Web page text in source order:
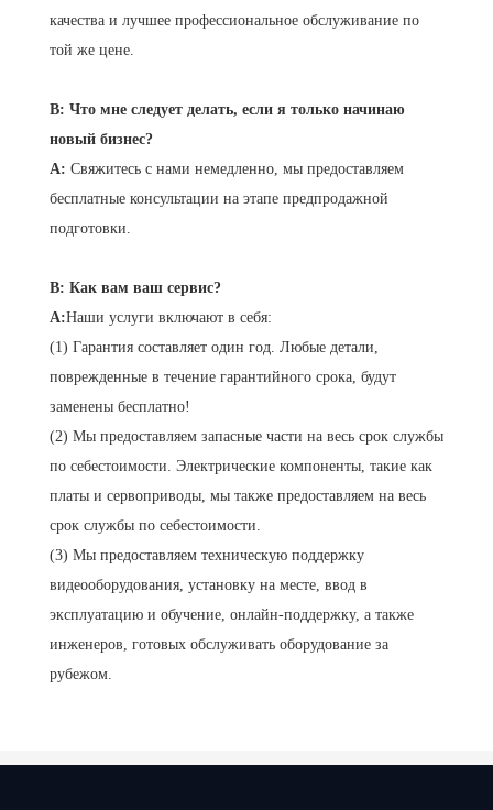
качества и лучшее профессиональное обслуживание по
той же цене.
В: Что мне следует делать, если я только начинаю
новый бизнес?
A: Свяжитесь с нами немедленно, мы предоставляем
бесплатные консультации на этапе предпродажной
подготовки.
В: Как вам ваш сервис?
A:Наши услуги включают в себя:
(1) Гарантия составляет один год. Любые детали,
поврежденные в течение гарантийного срока, будут
заменены бесплатно!
(2) Мы предоставляем запасные части на весь срок службы
по себестоимости. Электрические компоненты, такие как
платы и сервоприводы, мы также предоставляем на весь
срок службы по себестоимости.
(3) Мы предоставляем техническую поддержку
видеооборудования, установку на месте, ввод в
эксплуатацию и обучение, онлайн-поддержку, а также
инженеров, готовых обслуживать оборудование за
рубежом.